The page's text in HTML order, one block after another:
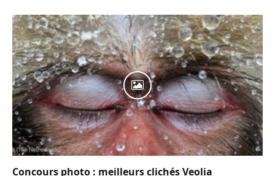
Concours photo : meilleurs clichés Veolia